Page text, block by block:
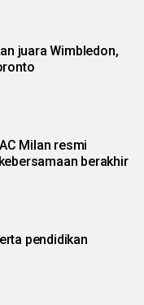
juara Wimbledon,
Milan resmi
berakhir
pendidikan